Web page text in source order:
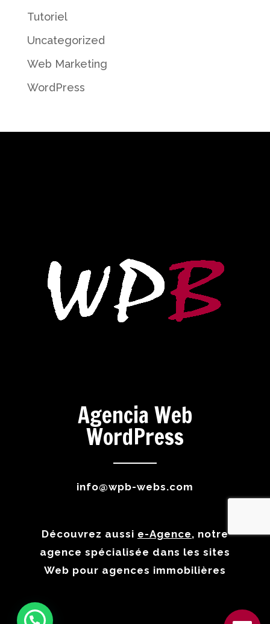
Tutoriel
Uncategorized
Web Marketing
WordPress
Agencia Web
WordPress
info@wpb-webs.com
Découvrez aussi e-Agence, notre
agence spécialisée dans les sites
Web pour agences immobilières